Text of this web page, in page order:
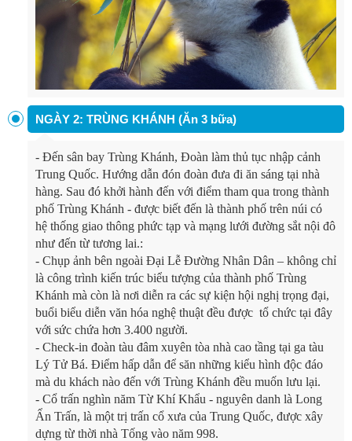
NGÀY 2: TRÙNG KHÁNH (Ăn 3 bữa)
- Đến sân bay Trùng Khánh, Đoàn làm thủ tục nhập cảnh
Trung Quốc. Hướng dẫn đón đoàn đưa đi ăn sáng tại nhà
hàng. Sau đó khởi hành đến với điểm tham qua trong thành
phố Trùng Khánh - được biết đến là thành phố trên núi có
hệ thống giao thông phức tạp và mạng lưới đường sắt nội đô
như đến từ tương lai.:
- Chụp ảnh bên ngoài Đại Lễ Đường Nhân Dân – không chỉ
là công trình kiến trúc biểu tượng của thành phố Trùng
Khánh mà còn là nơi diễn ra các sự kiện hội nghị trọng đại,
buổi biểu diễn văn hóa nghệ thuật đều được tổ chức tại đây
với sức chứa hơn 3.400 người.
- Check-in đoàn tàu đâm xuyên tòa nhà cao tầng tại ga tàu
Lý Tử Bá. Điểm hấp dẫn để săn những kiểu hình độc đáo
mà du khách nào đến với Trùng Khánh đều muốn lưu lại.
- Cổ trấn nghìn năm Từ Khí Khẩu - nguyên danh là Long
Ẩn Trấn, là một trị trấn cổ xưa của Trung Quốc, được xây
dựng từ thời nhà Tống vào năm 998.